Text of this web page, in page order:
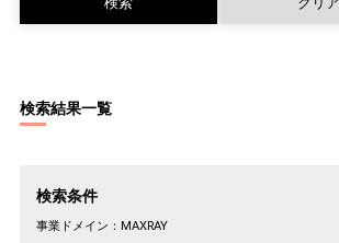
検索結果一覧
検索条件
事業ドメイン： MAXRAY